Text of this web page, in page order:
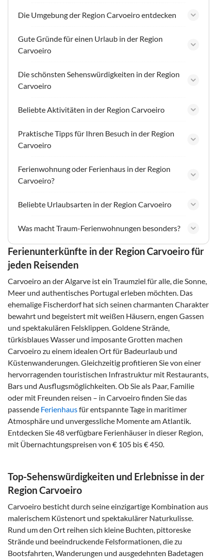
Die Umgebung der Region Carvoeiro entdecken
Gute Gründe für einen Urlaub in der Region
Carvoeiro
Die schönsten Sehenswürdigkeiten in der Region
Carvoeiro
Beliebte Aktivitäten in der Region Carvoeiro
Praktische Tipps für Ihren Besuch in der Region
Carvoeiro
Ferienwohnung oder Ferienhaus in der Region
Carvoeiro?
Beliebte Urlaubsarten in der Region Carvoeiro
Was macht Traum-Ferienwohnungen besonders?
Ferienunterkünfte in der Region Carvoeiro für
jeden Reisenden
Carvoeiro an der Algarve ist ein Traumziel für alle, die Sonne,
Meer und authentisches Portugal erleben möchten. Das
ehemalige Fischerdorf hat sich seinen charmanten Charakter
bewahrt und begeistert mit weißen Häusern, engen Gassen
und spektakulären Felsklippen. Goldene Strände,
türkisblaues Wasser und imposante Grotten machen
Carvoeiro zu einem idealen Ort für Badeurlaub und
Küstenwanderungen. Gleichzeitig profitieren Sie von einer
hervorragenden touristischen Infrastruktur mit Restaurants,
Bars und Ausflugsmöglichkeiten. Ob Sie als Paar, Familie
oder mit Freunden reisen – in Carvoeiro finden Sie das
passende Ferienhausfür entspannte Tage in maritimer
Atmosphäre und unvergessliche Momente am Atlantik.
Entdecken Sie 48 verfügbare Ferienhäuser in dieser Region,
mit Übernachtungspreisen von € 105 bis € 450.
Top-Sehenswürdigkeiten und Erlebnisse in der
Region Carvoeiro
Carvoeiro besticht durch seine einzigartige Kombination aus
malerischem Küstenort und spektakulärer Naturkulisse.
Rund um den Ort reihen sich kleine Buchten, pittoreske
Strände und beeindruckende Felsformationen, die zu
Bootsfahrten, Wanderungen und ausgedehnten Badetagen